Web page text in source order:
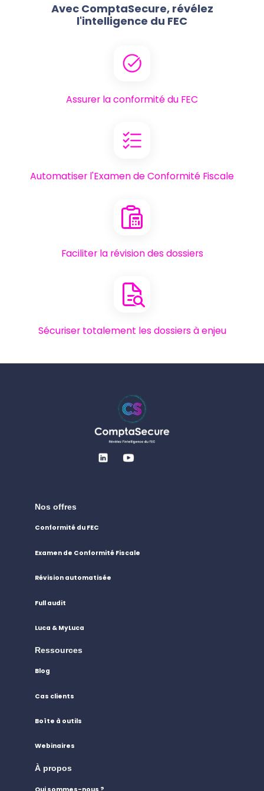
Avec ComptaSecure, révélez
l'intelligence du FEC
Assurer la conformité du FEC
Automatiser l'Examen de Conformité Fiscale
Faciliter la révision des dossiers
Sécuriser totalement les dossiers à enjeu
Nos offres
Conformité du FEC
Examen de Conformité Fiscale
Révision automatisée
Full audit
Luca & MyLuca
Ressources
Blog
Cas clients
Boîte à outils
Webinaires
À propos
Qui sommes-nous ?